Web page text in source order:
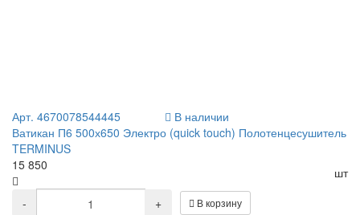
Арт. 4670078544445
В наличии
Ватикан П6 500х650 Электро (quick touch) Полотенцесушитель
TERMINUS
15 850
шт
-
+ В корзину